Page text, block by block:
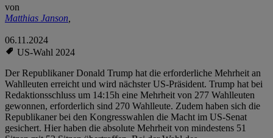
von
Matthias Janson,
06.11.2024
US-Wahl 2024
Der Republikaner Donald Trump hat die erforderliche Mehrheit an
Wahlleuten erreicht und wird nächster US-Präsident. Trump hat bei
Redaktionsschluss um 14:15h eine Mehrheit von 277 Wahlleuten
gewonnen, erforderlich sind 270 Wahlleute. Zudem haben sich die
Republikaner bei den Kongresswahlen die Macht im US-Senat
gesichert. Hier haben die absolute Mehrheit von mindestens 51